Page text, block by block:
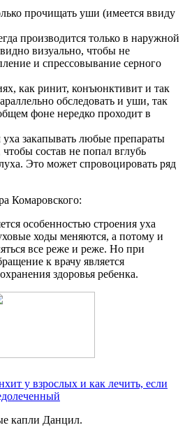
прочищать уши (имеется ввиду
производится только в наружной
визуально, чтобы не
и спрессовывание серного
как ринит, конъюнктивит и так
обследовать и уши, так
фоне нередко проходит в
закапывать любые препараты
состав не попал вглубь
Это может спровоцировать ряд
Комаровского:
особенностью строения уха
ходы меняются, а потому и
все реже и реже. Но при
к врачу является
здоровья ребенка.
у взрослых и как лечить, если
капли Данцил.